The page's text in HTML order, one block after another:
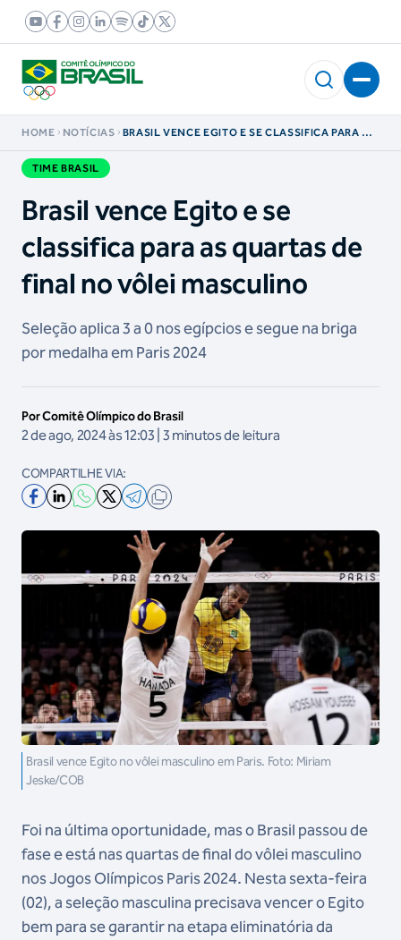
HOME NOTÍCIAS
BRASIL VENCE EGITO E SE CLASSIFICA PARA AS
TIME BRASIL
Brasil vence Egito e se
classifica para as quartas de
final no vôlei masculino
Seleção aplica 3 a 0 nos egípcios e segue na briga
por medalha em Paris 2024
Por Comitê Olímpico do Brasil
2 de ago, 2024 às 12:03 | 3 minutos de leitura
COMPARTILHE VIA:
Brasil vence Egito no vôlei masculino em Paris. Foto: Miriam
Jeske/COB
Foi na última oportunidade, mas o Brasil passou de
fase e está nas quartas de final do vôlei masculino
nos Jogos Olímpicos Paris 2024. Nesta sexta-feira
(02), a seleção masculina precisava vencer o Egito
bem para se garantir na etapa eliminatória da